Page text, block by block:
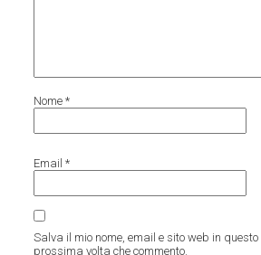
Nome*
Email*
Salva il mio nome, email e sito web in
prossima volta che commento.